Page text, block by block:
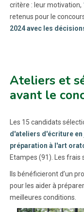
critère : leur motivation,
retenus pour le
2024 avec les
Ateliers et
avant le
Les 15 candidats
d'ateliers d'écriture
préparation à l'art
Etampes (91). Les frais
Ils bénéficieront d’un
pour les aider à
meilleures conditions.